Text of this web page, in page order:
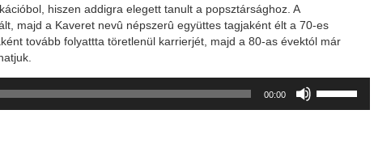
hiszen addigra elegett tanult a popsztársághoz. A
majd a Kaveret nevû népszerû együttes tagjaként élt a 70-es
tovább folyattta töretlenül karrierjét, majd a 80-as évektól már
00:00
hangerő